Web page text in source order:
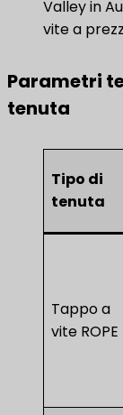
Valley in
vite a
Parametri
tenuta
Tipo di
tenuta
Tappo a
vite ROPE